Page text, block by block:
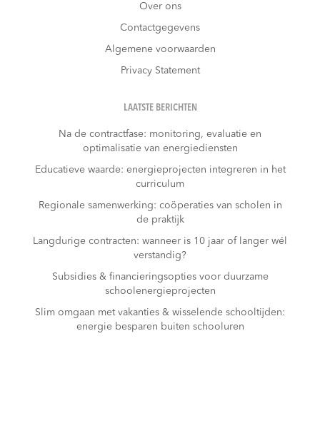
Over ons
Contactgegevens
Algemene voorwaarden
Privacy Statement
LAATSTE BERICHTEN
Na de contractfase: monitoring, evaluatie en
optimalisatie van energiediensten
Educatieve waarde: energieprojecten integreren in het
curriculum
Regionale samenwerking: coöperaties van scholen in
de praktijk
Langdurige contracten: wanneer is 10 jaar of langer wél
verstandig?
Subsidies & financieringsopties voor duurzame
schoolenergieprojecten
Slim omgaan met vakanties & wisselende schooltijden:
energie besparen buiten schooluren